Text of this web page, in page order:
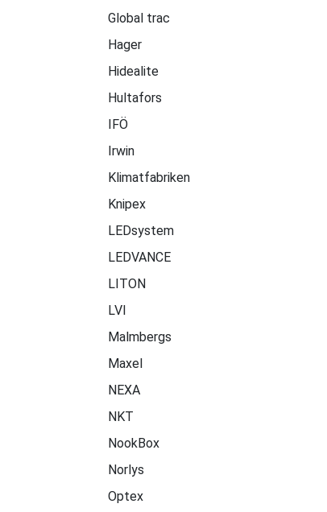
Global trac
Hager
Hidealite
Hultafors
IFÖ
Irwin
Klimatfabriken
Knipex
LEDsystem
LEDVANCE
LITON
LVI
Malmbergs
Maxel
NEXA
NKT
NookBox
Norlys
Optex